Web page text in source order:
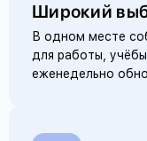
Широкий
В одном месте
для работы,
еженедельно